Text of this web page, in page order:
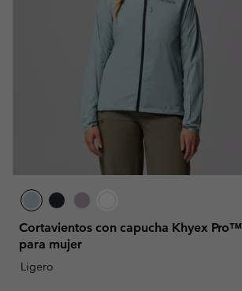
Cortavientos con capucha Khyex Pro™
para mujer
Ligero